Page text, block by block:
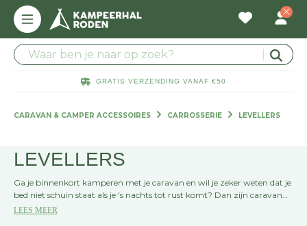
GRATIS VERZENDING VANAF €50
CARAVAN & CAMPER ACCESSOIRES CARROSSERIE LEVELLERS
LEVELLERS
Ga je binnenkort kamperen met je caravan en wil je zeker weten dat je
bed niet schuin staat als je 's nachts tot rust komt? Dan zijn caravan
levellers de perfecte oplossing. Deze handige hulpmiddelen zorgen
LEES MEER